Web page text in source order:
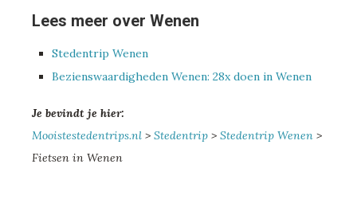
Lees meer over Wenen
Stedentrip Wenen
Bezienswaardigheden Wenen: 28x doen in Wenen
Je bevindt je hier:
Mooistestedentrips.nl > Stedentrip > Stedentrip Wenen >
Fietsen in Wenen